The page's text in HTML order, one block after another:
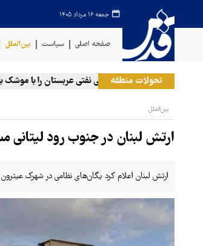
جمعه ۱۶ مرداد ۱۴۰۵
صفحه اصلی سیاست بین‌الملل
تحولات منطقه
مسلح یمن: کشتی نفتی عربستان را با موشک
بین‌الملل
ارتش لبنان در جنوب رود لیتانی
ارتش لبنان اعلام کرد یگان‌های نظامی در شهرک